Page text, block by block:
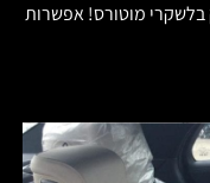
בלשקרי מוטורס! אפשרות